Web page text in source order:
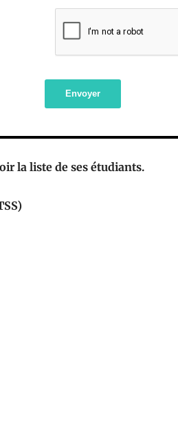
Envoyer
la liste de ses étudiants.